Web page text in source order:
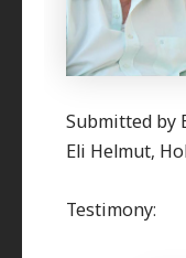
Submitted by
Eli Helmut,
Testimony: